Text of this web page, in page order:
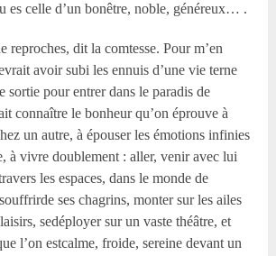
es celle d’un bonêtre, noble, généreux… .
reproches, dit la comtesse. Pour m’en
avoir subi les ennuis d’une vie terne
sortie pour entrer dans le paradis de
connaître le bonheur qu’on éprouve à
un autre, à épouser les émotions infinies
à vivre doublement : aller, venir avec lui
les espaces, dans le monde de
ses chagrins, monter sur les ailes
sedéployer sur un vaste théâtre, et
l’on estcalme, froide, sereine devant un